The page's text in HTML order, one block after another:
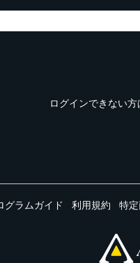
ログインできない方
グラムガイド 利用規約 特